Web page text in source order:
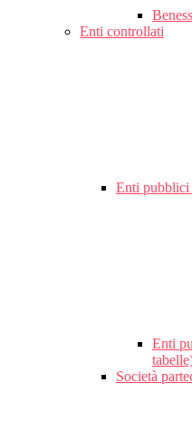
Enti controllati
Enti
Enti
Società